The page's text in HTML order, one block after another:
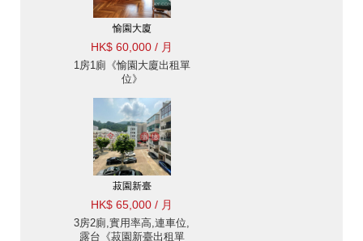
愉園大廈
HK$ 60,000 / 月
1房1廁《愉園大廈出租單
位》
菽園新臺
HK$ 65,000 / 月
3房2廁,實用率高,連車位,
露台《菽園新臺出租單